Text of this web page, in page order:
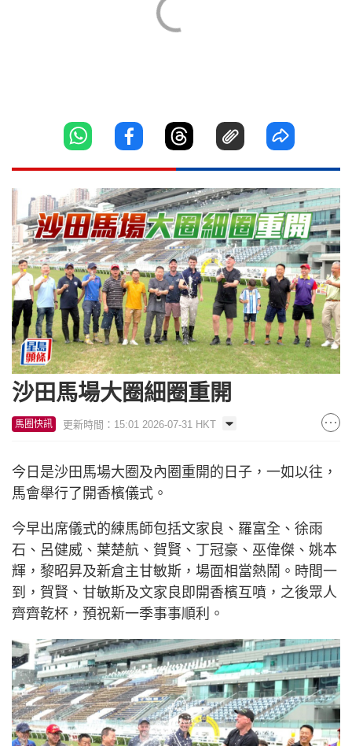
沙田馬場大圈細圈重開
馬圈快訊 更新時間：15:01 2026-07-31 HKT
今日是沙田馬場大圈及內圈重開的日子，一如以往，
馬會舉行了開香檳儀式。
今早出席儀式的練馬師包括文家良、羅富全、徐雨
石、呂健威、葉楚航、賀賢、丁冠豪、巫偉傑、姚本
輝，黎昭昇及新倉主甘敏斯，場面相當熱鬧。時間一
到，賀賢、甘敏斯及文家良即開香檳互噴，之後眾人
齊齊乾杯，預祝新一季事事順利。